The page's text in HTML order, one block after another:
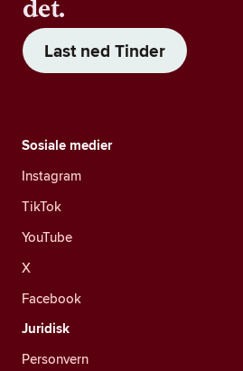
det.
Last ned Tinder
Sosiale medier
Instagram
TikTok
YouTube
X
Facebook
Juridisk
Personvern